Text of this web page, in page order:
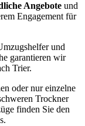
Angebote und
Engagement für
und
garantieren wir
Trier.
oder nur einzelne
Trockner
finden Sie den